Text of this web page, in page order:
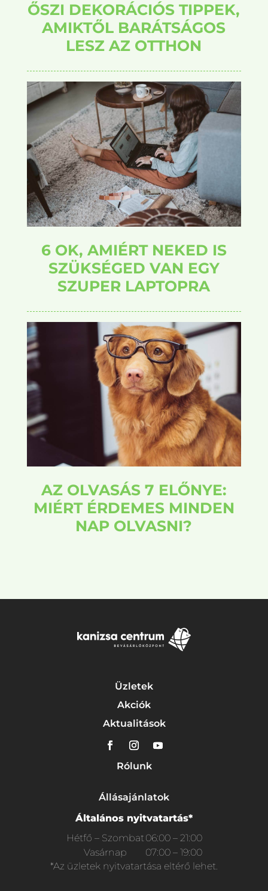
ŐSZI DEKORÁCIÓS TIPPEK,
AMIKTŐL BARÁTSÁGOS
LESZ AZ OTTHON
6 OK, AMIÉRT NEKED IS
SZÜKSÉGED VAN EGY
SZUPER LAPTOPRA
AZ OLVASÁS 7 ELŐNYE:
MIÉRT ÉRDEMES MINDEN
NAP OLVASNI?
Üzletek
Akciók
Aktualitások
Rólunk
Állásajánlatok
Általános nyitvatartás*
Hétfő – Szombat06:00 – 21:00
Vasárnap
07:00 – 19:00
*Az üzletek nyitvatartása eltérő lehet.